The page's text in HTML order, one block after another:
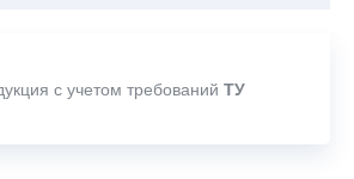
с учетом требований ТУ